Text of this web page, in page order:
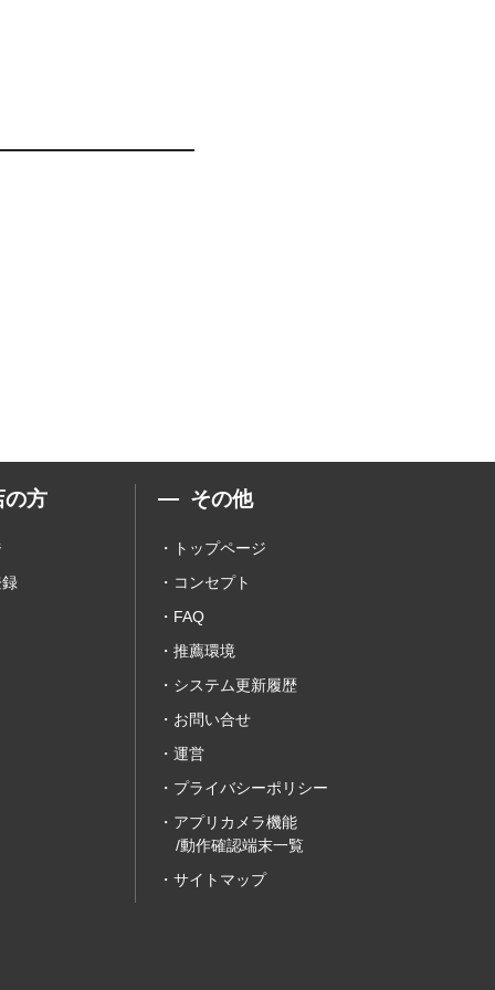
の方 その他
トップページ
コンセプト
FAQ
推薦環境
システム更新履歴
お問い合せ
運営
プライバシーポリシー
アプリカメラ機能
/動作確認端末一覧
サイトマップ